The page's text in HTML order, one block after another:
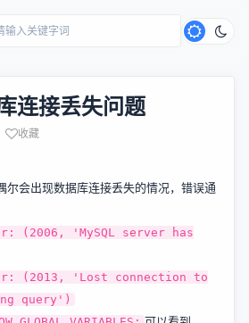
连接丢失问题
收藏
会出现数据库连接丢失的情况，错误通
(2006, 'MySQL server has
(2013, 'Lost connection to
query')